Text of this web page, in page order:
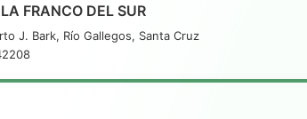
FRANCO DEL SUR
J. Bark, Río Gallegos, Santa Cruz